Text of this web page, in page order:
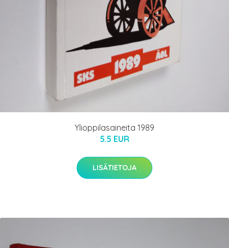
Ylioppilasaineita 1989
5.5 EUR
LISÄTIETOJA